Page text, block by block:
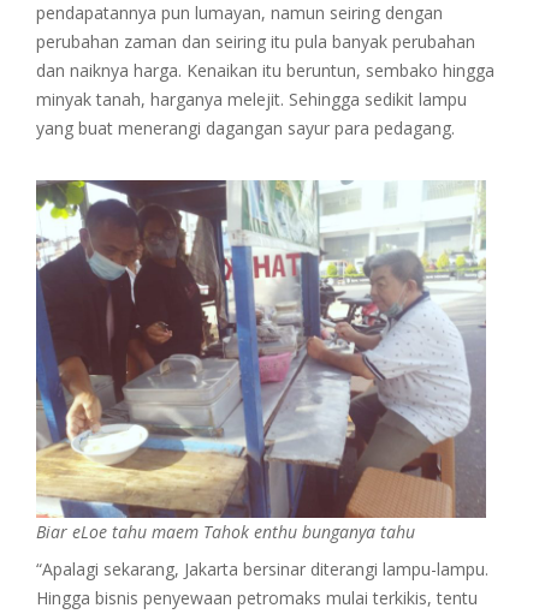
pendapatannya pun lumayan, namun seiring dengan
perubahan zaman dan seiring itu pula banyak perubahan
dan naiknya harga. Kenaikan itu beruntun, sembako hingga
minyak tanah, harganya melejit. Sehingga sedikit lampu
yang buat menerangi dagangan sayur para pedagang.
Biar eLoe tahu maem Tahok enthu bunganya tahu
“Apalagi sekarang, Jakarta bersinar diterangi lampu-lampu.
Hingga bisnis penyewaan petromaks mulai terkikis, tentu